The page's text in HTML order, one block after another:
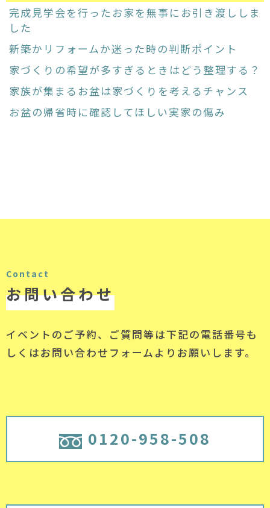
完成見学会を行ったお家を無事にお引き渡ししま
した
新築かリフォームか迷った時の判断ポイント
家づくりの希望が多すぎるときはどう整理する？
家族が集まるお盆は家づくりを考えるチャンス
お盆の帰省時に確認してほしい実家の傷み
Contact
お問い合わせ
イベントのご予約、ご質問等は下記の電話番号も
しくはお問い合わせフォームよりお願いします。
0120-958-508